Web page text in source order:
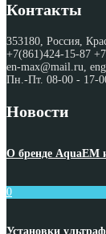
Контакты
353180, Россия,
+7(861)424-15-87
en-max@mail.ru,
Пн.-Пт. 08-00 - 17-
Новости
О бренде AquaEM
0
Установки